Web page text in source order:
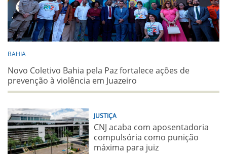
BAHIA
Novo Coletivo Bahia pela Paz fortalece ações de
prevenção à violência em Juazeiro
JUSTIÇA
CNJ acaba com aposentadoria
compulsória como punição
máxima para juiz